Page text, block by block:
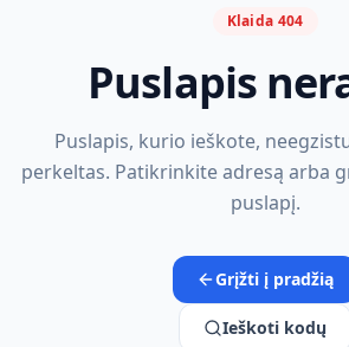
Klaida 404
Puslapis
Puslapis, kurio ieškote,
perkeltas. Patikrinkite adresą arba
puslapį.
Grįžti į pradžią
Ieškoti kodų